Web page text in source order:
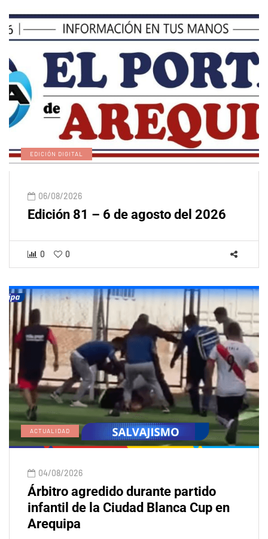
EDICIÓN DIGITAL
06/08/2026
Edición 81 – 6 de agosto del 2026
0 0
ACTUALIDAD
04/08/2026
Árbitro agredido durante partido
infantil de la Ciudad Blanca Cup en
Arequipa